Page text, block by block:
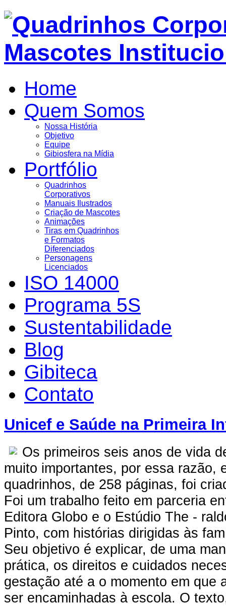
Home
Quem Somos
Nossa História
Objetivo
Equipe
Gibiosfera na Mídia
Portfólio
Quadrinhos
Corporativos
Manuais Ilustrados
Criação de Mascotes
Animações
Tiras em Quadrinhos
e Formatos
Diferenciados
Personagens
Licenciados
ISO 14000
Programa 5S
Sustentabilidade
Blog
Gibiteca
Contato
Unicef e Saúde na Primeira
Os primeiros seis anos de vida
muito importantes, por essa razão,
quadrinhos, de 258 páginas, foi
Foi um trabalho feito em parceria
Editora Globo e o Estúdio The -
Pinto, com histórias dirigidas às
Seu objetivo é explicar, de uma
prática, os direitos e cuidados
gestação até a o momento em que
ser encaminhadas à escola. O